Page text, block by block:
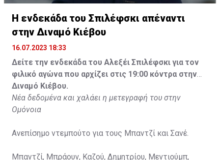
Η ενδεκάδα του Σπιλέφσκι απέναντι
στην Διναμό Κιέβου
16.07.2023 18:33
Δείτε την ενδεκάδα του Αλεξέι Σπιλέφσκι για τον
φιλικό αγώνα που αρχίζει στις 19:00 κόντρα στην
Διναμό Κιέβου.
Νέα δεδομένα και χαλάει η μετεγραφή του στην
Ομόνοια
Ανεπίσημο ντεμπούτο για τους Μπαντζί και Σανέ.
Μπαντζί, Μπράουν, Καζού, Δημητρίου, Μεντιούμπ,